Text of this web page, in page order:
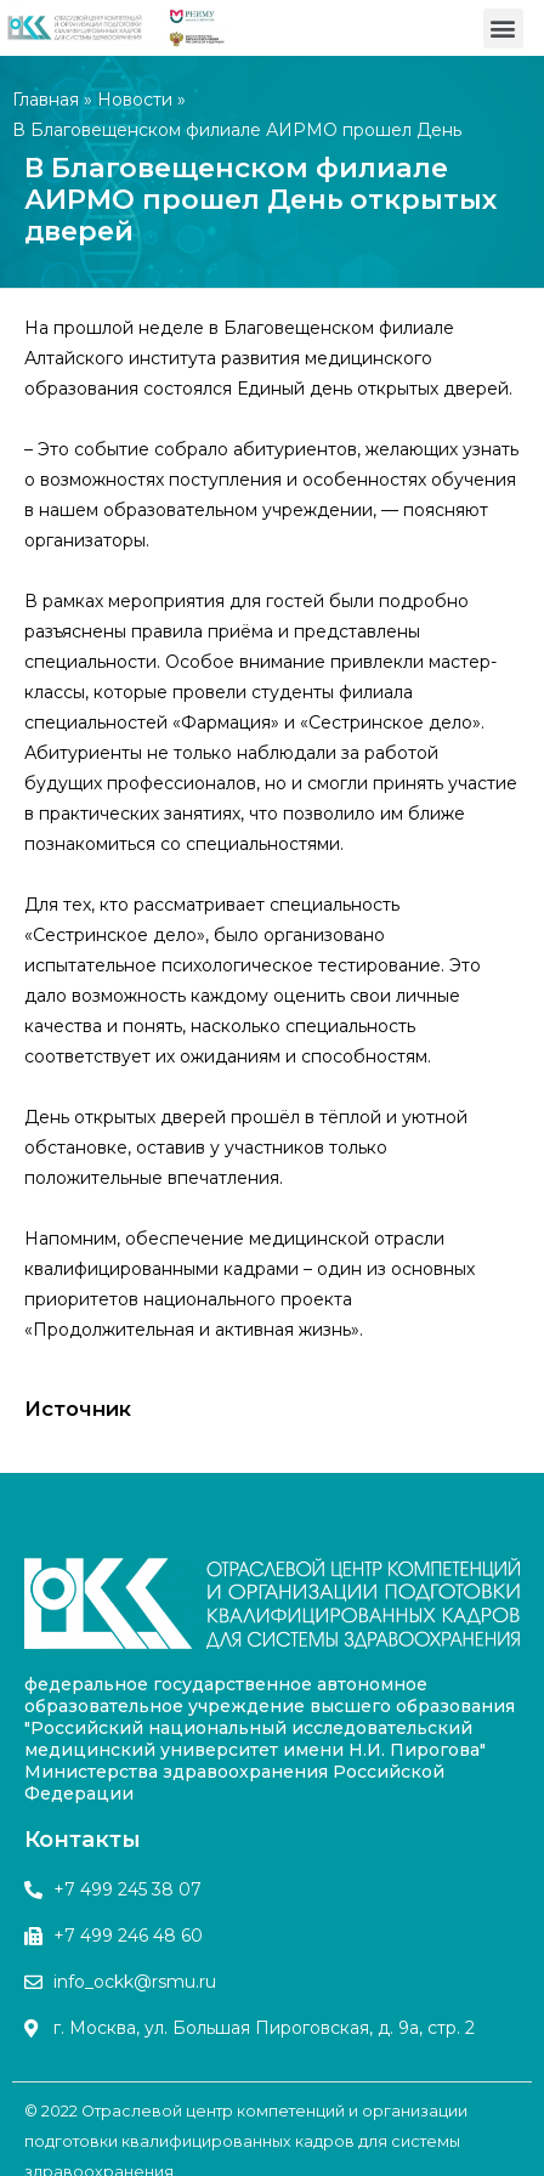
Главная » Новости »
В Благовещенском филиале АИРМО прошел День
открытых дверей
В Благовещенском филиале
АИРМО прошел День открытых
дверей
На прошлой неделе в Благовещенском филиале
Алтайского института развития медицинского
образования состоялся Единый день открытых дверей.
– Это событие собрало абитуриентов, желающих узнать
о возможностях поступления и особенностях обучения
в нашем образовательном учреждении, — поясняют
организаторы.
В рамках мероприятия для гостей были подробно
разъяснены правила приёма и представлены
специальности. Особое внимание привлекли мастер-
классы, которые провели студенты филиала
специальностей «Фармация» и «Сестринское дело».
Абитуриенты не только наблюдали за работой
будущих профессионалов, но и смогли принять участие
в практических занятиях, что позволило им ближе
познакомиться со специальностями.
Для тех, кто рассматривает специальность
«Сестринское дело», было организовано
испытательное психологическое тестирование. Это
дало возможность каждому оценить свои личные
качества и понять, насколько специальность
соответствует их ожиданиям и способностям.
День открытых дверей прошёл в тёплой и уютной
обстановке, оставив у участников только
положительные впечатления.
Напомним, обеспечение медицинской отрасли
квалифицированными кадрами – один из основных
приоритетов национального проекта
«Продолжительная и активная жизнь».
Источник
федеральное государственное автономное
образовательное учреждение высшего образования
"Российский национальный исследовательский
медицинский университет имени Н.И. Пирогова"
Министерства здравоохранения Российской
Федерации
Контакты
+7 499 245 38 07
+7 499 246 48 60
info_ockk@rsmu.ru
г. Москва, ул. Большая Пироговская, д. 9а, стр. 2
© 2022 Отраслевой центр компетенций и организации
подготовки квалифицированных кадров для системы
здравоохранения